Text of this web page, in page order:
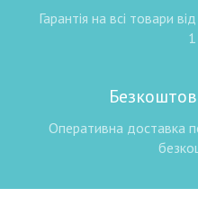
Гарантія на всі товари
1
Оперативна доставка